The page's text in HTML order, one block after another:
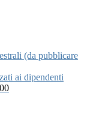
(da pubblicare
ai dipendenti